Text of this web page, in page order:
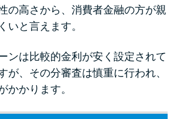
の高さから、消費者金融の方が親
いと言えます。
ンは比較的金利が安く設定されて
が、その分審査は慎重に行われ、
かかります。